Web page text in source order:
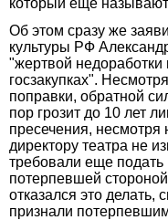
Об этом сразу же
культуры РФ
"жертвой
госзакупках".
поправки, обратной
пор грозит до 10 лет
пресечения, несмотря
директору театра не
требовали еще подать
потерпевшей
отказался это делать,
признали